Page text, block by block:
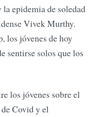
epidemia de soledad
Vivek Murthy.
los jóvenes de hoy
sentirse solos que los
los jóvenes sobre el
Covid y el